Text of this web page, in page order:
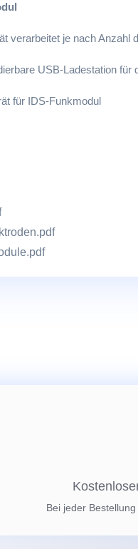
verarbeitet je nach Anzahl
USB-Ladestation für
für IDS-Funkmodul
Bei jeder